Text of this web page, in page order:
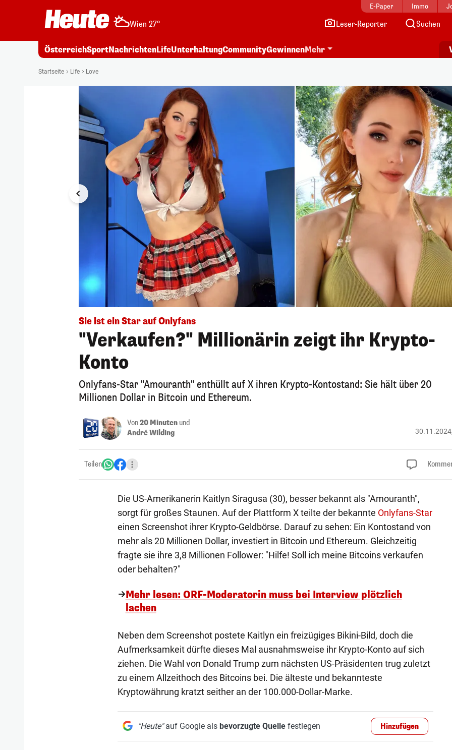
E-Paper Immo
Wien 27° Leser-Reporter Suchen
ÖsterreichSportNachrichtenLifeUnterhaltungCommunityGewinnenMehr
Startseite Life Love
Sie ist ein Star auf Onlyfans
"Verkaufen?" Millionärin zeigt ihr Krypto-
Konto
Onlyfans-Star "Amouranth" enthüllt auf X ihren Krypto-Kontostand: Sie hält über 20
Millionen Dollar in Bitcoin und Ethereum.
Von20 Minuten und
André Wilding
Teilen
Die US-Amerikanerin Kaitlyn Siragusa (30), besser bekannt als "Amouranth",
sorgt für großes Staunen. Auf der Plattform X teilte der bekannte Onlyfans-Star
einen Screenshot ihrer Krypto-Geldbörse. Darauf zu sehen: Ein Kontostand von
mehr als 20 Millionen Dollar, investiert in Bitcoin und Ethereum. Gleichzeitig
fragte sie ihre 3,8 Millionen Follower: "Hilfe! Soll ich meine Bitcoins verkaufen
oder behalten?"
Mehr lesen: ORF-Moderatorin muss bei Interview plötzlich
lachen
Neben dem Screenshot postete Kaitlyn ein freizügiges Bikini-Bild, doch die
Aufmerksamkeit dürfte dieses Mal ausnahmsweise ihr Krypto-Konto auf sich
ziehen. Die Wahl von Donald Trump zum nächsten US-Präsidenten trug zuletzt
zu einem Allzeithoch des Bitcoins bei. Die älteste und bekannteste
Kryptowährung kratzt seither an der 100.000-Dollar-Marke.
"Heute"auf Google als bevorzugte Quellefestlegen Hinzufügen